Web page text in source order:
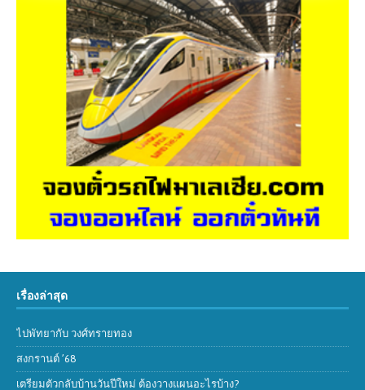
เรื่องล่าสุด
ไปพัทยากับ วงศ์ทรายทอง
สงกรานต์ ’68
เตรียมตัวกลับบ้านวันปีใหม่ ต้องวางแผนอะไรบ้าง?